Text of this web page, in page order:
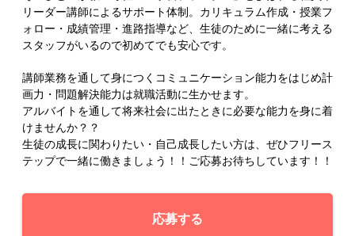
リーダー講師によるサポート体制。カリキュラム作成・授業フ
ォロー・成績管理・進路指導など、生徒のために一緒に考える
スタッフがいるので初めてでも安心です。
講師業務を通して身につくコミュニケーション能力をはじめ計
画力・問題解決能力は就職活動に生かせます。
アルバイトを通して将来社会に出たときに必要な能力を身に着
けませんか？？
生徒の成長に関わりたい・自己成長したい方は、ぜひフリース
テップで一緒に働きましょう！！ご応募お待ちしています！！
応募する